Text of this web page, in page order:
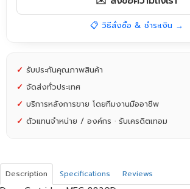
📋 วิธีสั่งซื้อ & ชำระเงิน →
✓ รับประกันคุณภาพสินค้า
✓ จัดส่งทั่วประเทศ
✓ บริการหลังการขาย โดยทีมงานมืออาชีพ
✓ ตัวแทนจำหน่าย / องค์กร · รับเครดิตเทอม
Description Specifications Reviews